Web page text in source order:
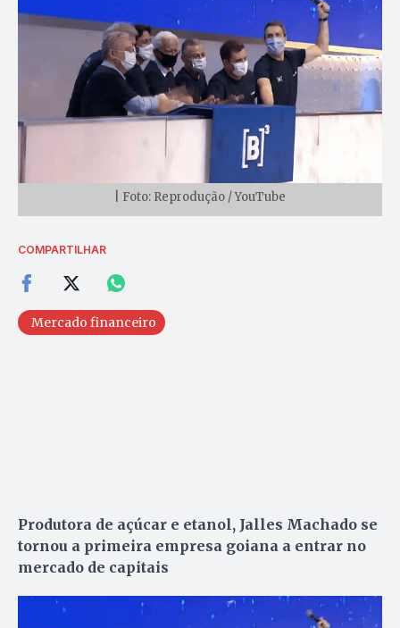
| Foto: Reprodução / YouTube
COMPARTILHAR
Mercado financeiro
Produtora de açúcar e etanol, Jalles Machado se
tornou a primeira empresa goiana a entrar no
mercado de capitais